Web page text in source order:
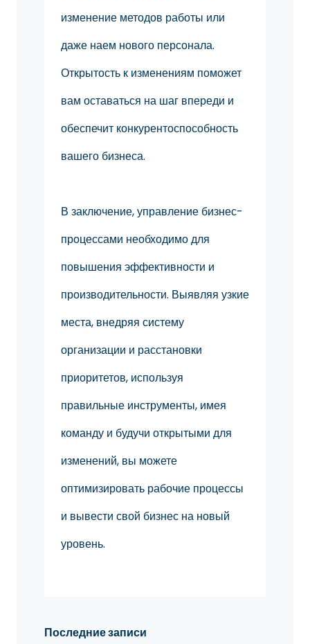
изменение методов работы или
даже наем нового персонала.
Открытость к изменениям поможет
вам оставаться на шаг впереди и
обеспечит конкурентоспособность
вашего бизнеса.
В заключение, управление бизнес-
процессами необходимо для
повышения эффективности и
производительности. Выявляя узкие
места, внедряя систему
организации и расстановки
приоритетов, используя
правильные инструменты, имея
команду и будучи открытыми для
изменений, вы можете
оптимизировать рабочие процессы
и вывести свой бизнес на новый
уровень.
Последние записи